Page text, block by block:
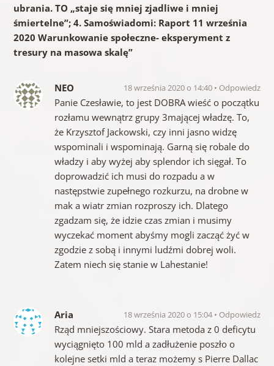
ubrania. TO „staje się mniej zjadliwe i mniej
śmiertelne”; 4. Samoświadomi: Raport 11 września
2020 Warunkowanie społeczne- eksperyment z
tresury na masowa skalę”
NEO 18 września 2020 o 14:40 Odpowiedz
Panie Czesławie, to jest DOBRA wieść o początku
rozłamu wewnątrz grupy 3mającej władzę. To,
że Krzysztof Jackowski, czy inni jasno widzę
wspominali i wspominają. Garną się robale do
władzy i aby wyżej aby splendor ich sięgał. To
doprowadzić ich musi do rozpadu a w
następstwie zupełnego rozkurzu, na drobne w
mak a wiatr zmian rozproszy ich. Dlatego
zgadzam się, że idzie czas zmian i musimy
wyczekać moment abyśmy mogli zacząć żyć w
zgodzie z sobą i innymi ludźmi dobrej woli.
Zatem niech się stanie w Lahestanie!
Aria 18 września 2020 o 15:04 Odpowiedz
Rząd mniejszościowy. Stara metoda z 0 deficytu
wyciągnięto 100 mld a zadłużenie poszło o
kolejne setki mld a teraz możemy s Pierre Dallac